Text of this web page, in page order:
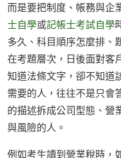
而是要把制度、帳務與企
士自學或記帳士考試自學
多久、科目順序怎麼排、
在考題層次，日後面對客
知道法條文字，卻不知道
需要的人，往往不是只會
的描述拆成公司型態、營
與風險的人。
例如考生讀到營業稅時，